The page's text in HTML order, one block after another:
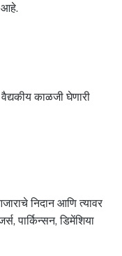
आहे.
काळजी घेणारी
निदान आणि त्यावर
पार्किन्सन, डिमेंशिया